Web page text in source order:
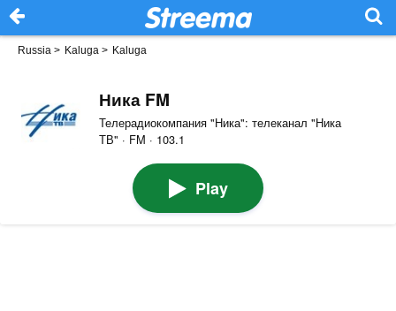
Russia > Kaluga > Kaluga
Ника FM
Телерадиокомпания "Ника": телеканал "Ника
ТВ" · FM · 103.1
Play